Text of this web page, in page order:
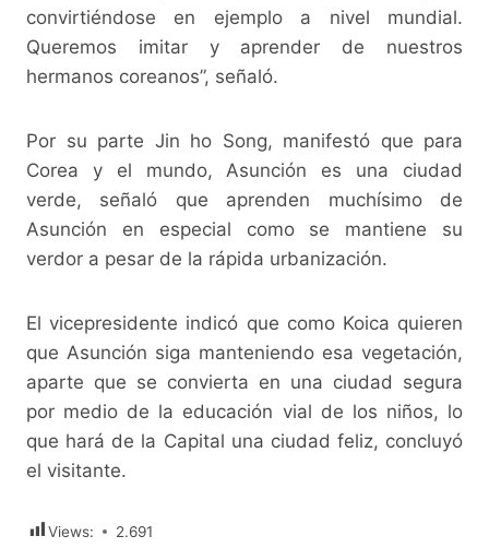
convirtiéndose en ejemplo a nivel mundial.
Queremos imitar y aprender de nuestros
hermanos coreanos”, señaló.
Por su parte Jin ho Song, manifestó que para
Corea y el mundo, Asunción es una ciudad
verde, señaló que aprenden muchísimo de
Asunción en especial como se mantiene su
verdor a pesar de la rápida urbanización.
El vicepresidente indicó que como Koica quieren
que Asunción siga manteniendo esa vegetación,
aparte que se convierta en una ciudad segura
por medio de la educación vial de los niños, lo
que hará de la Capital una ciudad feliz, concluyó
el visitante.
Views: 2.691